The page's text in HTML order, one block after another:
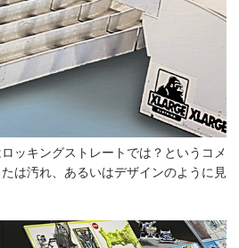
ッキングストレートでは？というコメ
は汚れ、あるいはデザインのように見